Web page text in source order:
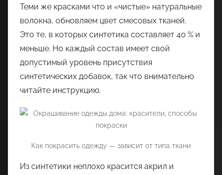
Теми же красками что и «чистые» натуральные
волокна, обновляем цвет смесовых тканей.
Это те, в которых синтетика составляет 40 % и
меньше. Но каждый состав имеет свой
допустимый уровень присутствия
синтетических добавок, так что внимательно
читайте инструкцию.
Как покрасить одежду — зависит от типа ткани
Из синтетики неплохо красится акрил и